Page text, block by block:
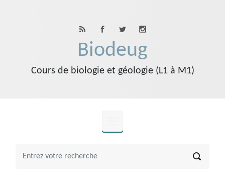
Biodeug
Cours de biologie et géologie (L1 à M1)